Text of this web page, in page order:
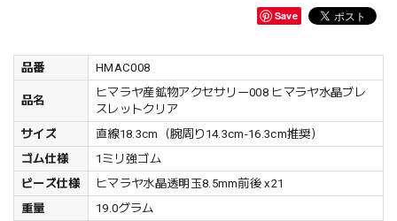
Save
品番 HMAC008
品名
ヒマラヤ産鉱物アクセサリー008 ヒマラヤ水晶ブレ
スレットクリア
サイズ
直線18.3cm（腕周り14.3cm-16.3cm推奨）
ゴム仕様
1ミリ強ゴム
ビーズ仕様
ヒマラヤ水晶透明玉8.5mm前後 x21
重量
19.0グラム